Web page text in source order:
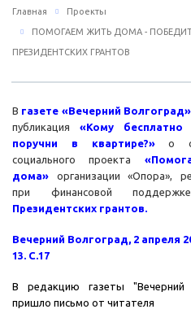
Главная Проекты
ПОМОГАЕМ ЖИТЬ ДОМА -
ПРЕЗИДЕНТСКИХ ГРАНТОВ
В газете «Вечерний Волгоград»
публикация «Кому бесплатно
поручни в квартире?»о
социального проекта
дома» организации «Опора»,
при финансовой
Президентских грантов.
Вечерний Волгоград, 2 апреля
13. С.17
В редакцию газеты "Вечерний
пришло письмо от читателя